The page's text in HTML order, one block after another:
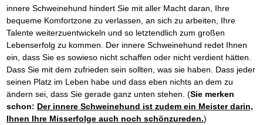
innere Schweinehund hindert Sie mit aller Macht daran, Ihre
bequeme Komfortzone zu verlassen, an sich zu arbeiten, Ihre
Talente weiterzuentwickeln und so letztendlich zum großen
Lebenserfolg zu kommen. Der innere Schweinehund redet Ihnen
ein, dass Sie es sowieso nicht schaffen oder nicht verdient hätten.
Dass Sie mit dem zufrieden sein sollten, was sie haben. Dass jeder
seinen Platz im Leben habe und dass eben nichts an dem zu
ändern sei, dass Sie gerade ganz unten stehen. (Sie merken
schon: Der innere Schweinehund ist zudem ein Meister darin,
Ihnen Ihre Misserfolge auch noch schönzureden.)